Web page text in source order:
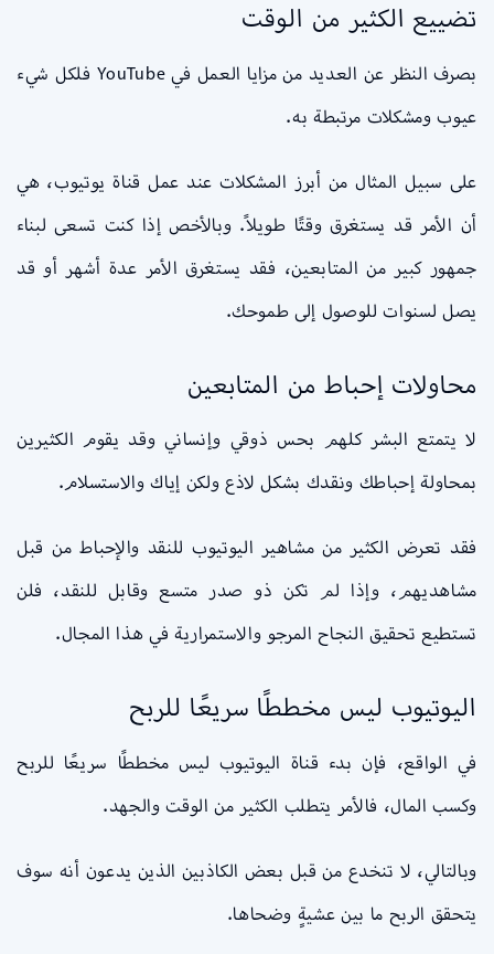
تضييع الكثير من الوقت
بصرف النظر عن العديد من مزايا العمل في YouTube فلكل شيء
عيوب ومشكلات مرتبطة به.
على سبيل المثال من أبرز المشكلات عند عمل قناة يوتيوب، هي
أن الأمر قد يستغرق وقتًا طويلاً. وبالأخص إذا كنت تسعى لبناء
جمهور كبير من المتابعين، فقد يستغرق الأمر عدة أشهر أو قد
يصل لسنوات للوصول إلى طموحك.
محاولات إحباط من المتابعين
لا يتمتع البشر كلهم بحس ذوقي وإنساني وقد يقوم الكثيرين
بمحاولة إحباطك ونقدك بشكل لاذع ولكن إياك والاستسلام.
فقد تعرض الكثير من مشاهير اليوتيوب للنقد والإحباط من قبل
مشاهديهم، وإذا لم تكن ذو صدر متسع وقابل للنقد، فلن
تستطيع تحقيق النجاح المرجو والاستمرارية في هذا المجال.
اليوتيوب ليس مخططًا سريعًا للربح
في الواقع، فإن بدء قناة اليوتيوب ليس مخططًا سريعًا للربح
وكسب المال، فالأمر يتطلب الكثير من الوقت والجهد.
وبالتالي، لا تنخدع من قبل بعض الكاذبين الذين يدعون أنه سوف
يتحقق الربح ما بين عشيةٍ وضحاها.